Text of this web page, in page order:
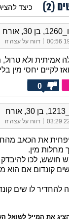
(
2
) כיצד
| דווח על עצה זו
אמיתית ולא
לקיים יחסי מין
0
דווח על עצה זו
את הכאב
מחלות מין.
לכו להיבדק
קונדום אם הוא
להחדיר לו שים
את המייל לשואל